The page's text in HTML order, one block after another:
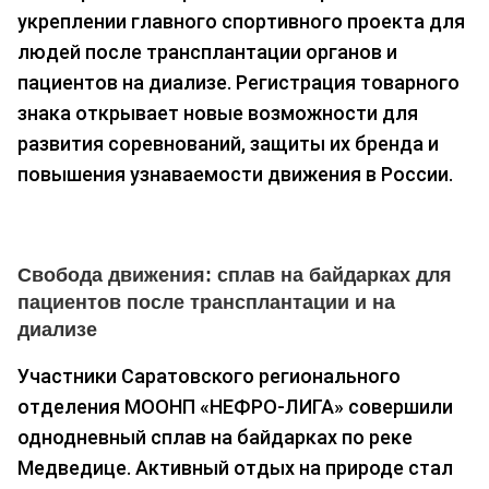
укреплении главного спортивного проекта для
людей после трансплантации органов и
пациентов на диализе. Регистрация товарного
знака открывает новые возможности для
развития соревнований, защиты их бренда и
повышения узнаваемости движения в России.
Свобода движения: сплав на байдарках для
пациентов после трансплантации и на
диализе
Участники Саратовского регионального
отделения МООНП «НЕФРО-ЛИГА» совершили
однодневный сплав на байдарках по реке
Медведице. Активный отдых на природе стал